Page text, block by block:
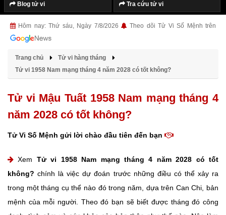
Blog tử vi Tra cứu tử vi
Hôm nay: Thứ sáu, Ngày 7/8/2026 Theo dõi Tử Vi Số Mệnh trên
Trang chủ
Tử vi hàng tháng
Tử vi 1958 Nam mạng tháng 4 năm 2028 có tốt không?
Tử vi Mậu Tuất 1958 Nam mạng tháng 4
năm 2028 có tốt không?
Tử Vi Số Mệnh gửi lời chào đầu tiên đến bạn
Xem Tử vi 1958 Nam mạng tháng 4 năm 2028 có tốt
không? chính là việc dự đoán trước những điều có thể xảy ra
trong một tháng cụ thể nào đó trong năm, dựa trên Can Chi, bản
mệnh của mỗi người. Theo đó bạn sẽ biết được tháng đó công